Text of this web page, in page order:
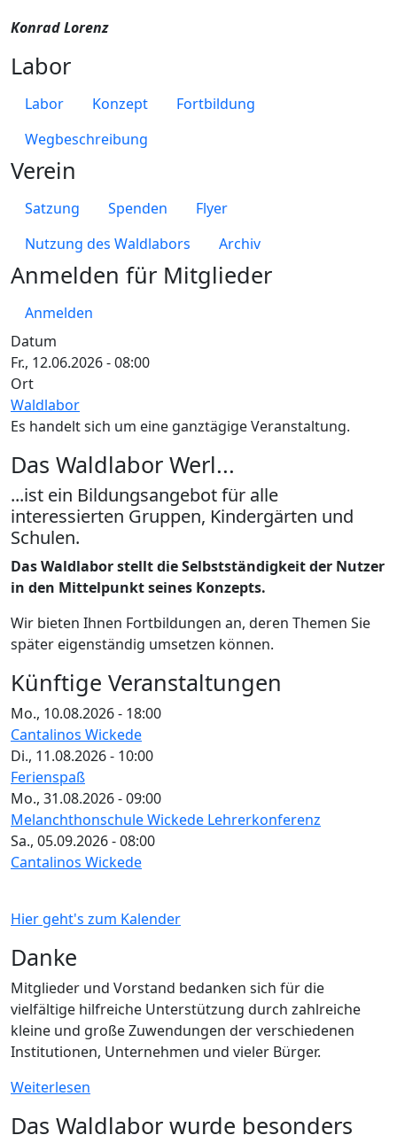
Datum
Fr., 12.06.2026 - 08:00
Ort
Waldlabor
Es handelt sich um eine ganztägige Veranstaltung.
Konrad Lorenz
Labor
Labor Konzept
Fortbildung
Wegbeschreibung
Verein
Satzung Spenden
Flyer
Nutzung des Waldlabors
Archiv
Anmelden für Mitglieder
Anmelden
Das Waldlabor Werl...
...ist ein Bildungsangebot für alle
interessierten Gruppen, Kindergärten und
Schulen.
Das Waldlabor stellt die Selbstständigkeit der Nutzer
in den Mittelpunkt seines Konzepts.
Wir bieten Ihnen Fortbildungen an, deren Themen Sie
später eigenständig umsetzen können.
Künftige Veranstaltungen
Mo., 10.08.2026 - 18:00
Cantalinos Wickede
Di., 11.08.2026 - 10:00
Ferienspaß
Mo., 31.08.2026 - 09:00
Melanchthonschule Wickede Lehrerkonferenz
Sa., 05.09.2026 - 08:00
Cantalinos Wickede
Hier geht's zum Kalender
Danke
Mitglieder und Vorstand bedanken sich für die
vielfältige hilfreiche Unterstützung durch zahlreiche
kleine und große Zuwendungen der verschiedenen
Institutionen, Unternehmen und vieler Bürger.
Weiterlesen
Das Waldlabor wurde besonders